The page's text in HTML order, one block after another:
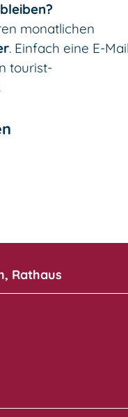
monatlichen
. Einfach eine E-
tourist-
Rathaus